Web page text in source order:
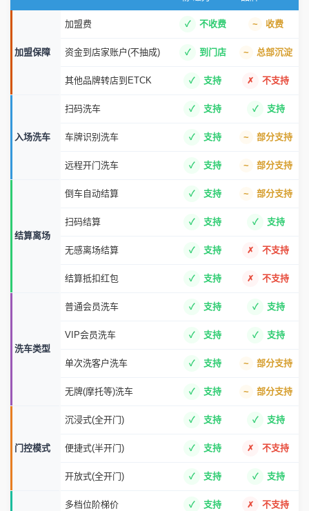
加盟保障
加盟费 不收费 收费
资金到店家账户(不抽成) 到门店 总部沉淀
其他品牌转店到ETCK 支持 不支持
入场洗车
扫码洗车 支持 支持
车牌识别洗车 支持 部分支持
远程开门洗车 支持 部分支持
结算离场
倒车自动结算 支持 部分支持
扫码结算 支持 支持
无感离场结算 支持 不支持
结算抵扣红包 支持 不支持
洗车类型
普通会员洗车 支持 支持
VIP会员洗车 支持 支持
单次洗客户洗车 支持 部分支持
无牌(摩托等)洗车 支持 部分支持
门控模式
沉浸式(全开门) 支持 支持
便捷式(半开门) 支持 不支持
开放式(全开门) 支持 支持
多档位阶梯价 支持 不支持